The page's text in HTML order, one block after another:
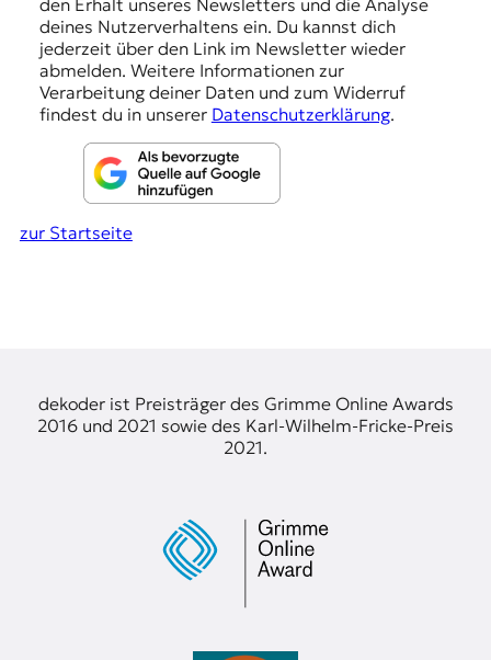
deines Nutzerverhaltens ein. Du kannst dich
jederzeit über den Link im Newsletter wieder
abmelden. Weitere Informationen zur
Verarbeitung deiner Daten und zum Widerruf
findest du in unserer Datenschutzerklärung.
zur Startseite
dekoder ist Preisträger des Grimme Online Awards
2016 und 2021 sowie des Karl-Wilhelm-Fricke-Preis
2021.